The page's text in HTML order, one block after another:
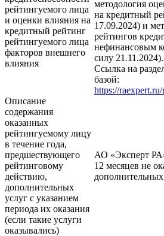
рейтингуемого лица
и оценки влияния на
кредитный рейтинг
рейтингуемого лица
факторов внешнего
влияния
методология
на кредитный
17.09.2024) и
рейтингов
нефинансовым
силу 21.11.2024).
Ссылка на
базой:
https://
Описание
содержания
оказанных
рейтингуемому лицу
в течение года,
предшествующего
рейтинговому
действию,
дополнительных
услуг с указанием
периода их оказания
(если такие услуги
оказывались)
АО «Эксперт
12 месяцев не